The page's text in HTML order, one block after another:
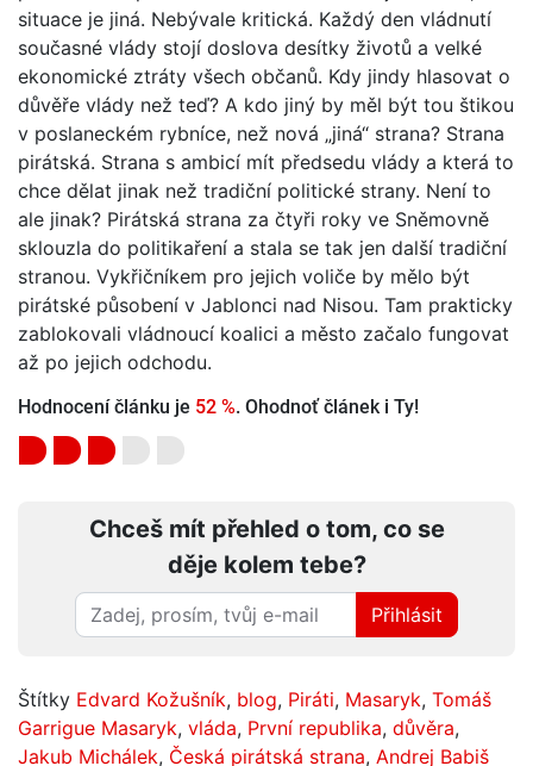
situace je jiná. Nebývale kritická. Každý den vládnutí
současné vlády stojí doslova desítky životů a velké
ekonomické ztráty všech občanů. Kdy jindy hlasovat o
důvěře vlády než teď? A kdo jiný by měl být tou štikou
v poslaneckém rybníce, než nová „jiná“ strana? Strana
pirátská. Strana s ambicí mít předsedu vlády a která to
chce dělat jinak než tradiční politické strany. Není to
ale jinak? Pirátská strana za čtyři roky ve Sněmovně
sklouzla do politikaření a stala se tak jen další tradiční
stranou. Vykřičníkem pro jejich voliče by mělo být
pirátské působení v Jablonci nad Nisou. Tam prakticky
zablokovali vládnoucí koalici a město začalo fungovat
až po jejich odchodu.
Hodnocení článku je 52 %. Ohodnoť článek i Ty!
Chceš mít přehled o tom, co se
děje kolem tebe?
Přihlásit
Štítky Edvard Kožušník, blog, Piráti, Masaryk, Tomáš
Garrigue Masaryk, vláda, První republika, důvěra,
Jakub Michálek, Česká pirátská strana, Andrej Babiš